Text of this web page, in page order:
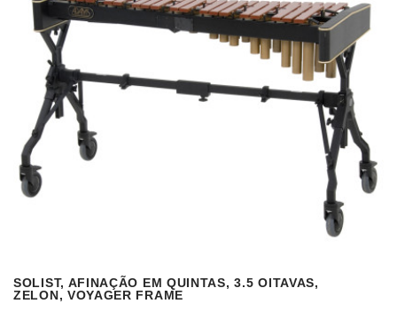
VISUALIZAR READ MORE
SOLIST, AFINAÇÃO EM QUINTAS, 3.5 OITAVAS,
ZELON, VOYAGER FRAME